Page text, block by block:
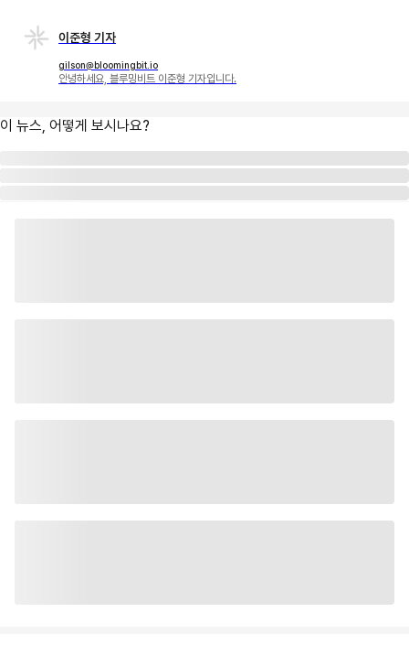
이준형 기자
gilson@bloomingbit.io
안녕하세요, 블루밍비트 이준형 기자입니다.
이 뉴스, 어떻게 보시나요?